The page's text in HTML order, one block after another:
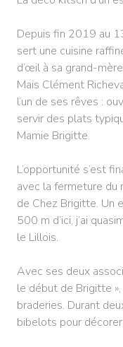
Depuis fin 2019 au
sert une cuisine
d’œil à sa grand-
Mais Clément
l’un de ses rêves :
servir des plats
Mamie Brigitte.
L’opportunité s’est
avec la fermeture du
de Chez Brigitte. Un
500 m d’ici, j’ai
le Lillois.
Avec ses deux
le début de Brigitte
braderies. Durant
bibelots pour